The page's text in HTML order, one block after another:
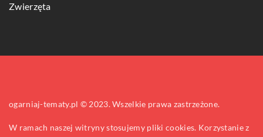
Zwierzęta
ogarniaj-tematy.pl © 2023. Wszelkie prawa zastrzeżone.
W ramach naszej witryny stosujemy pliki cookies. Korzystanie z